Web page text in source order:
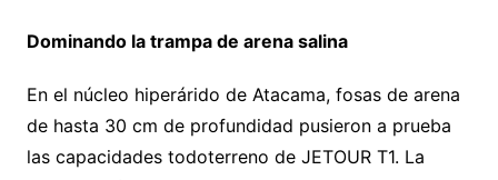
Dominando la trampa de arena salina
En el núcleo hiperárido de Atacama, fosas de arena
de hasta 30 cm de profundidad pusieron a prueba
las capacidades todoterreno de JETOUR T1. La